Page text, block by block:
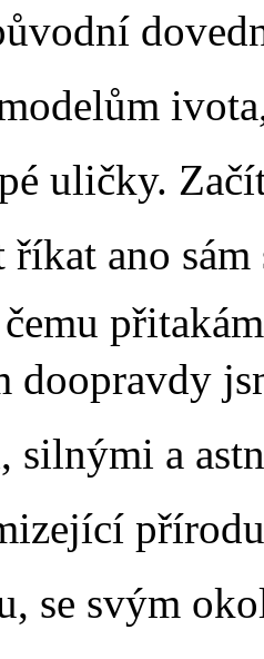
uličky. Začít
ano
doopravdy
a
se svým